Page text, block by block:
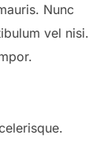
Nunc
vel nisi.